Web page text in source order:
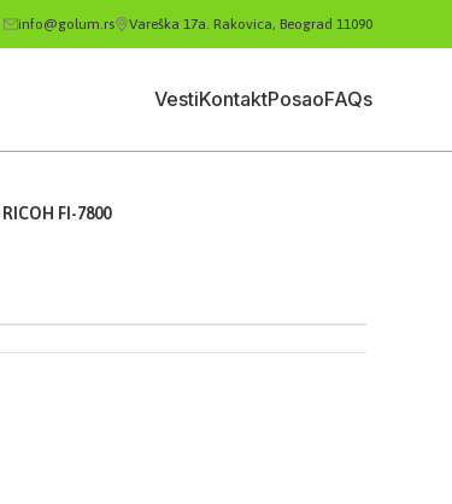
info@golum.rs Vareška 17a. Rakovica, Beograd 11090
VestiKontaktPosaoFAQs
RICOH FI-7800